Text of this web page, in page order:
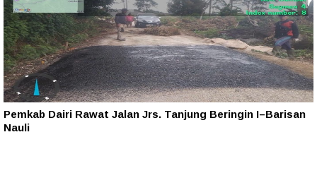
Pemkab Dairi Rawat Jalan Jrs. Tanjung Beringin I–Barisan
Nauli